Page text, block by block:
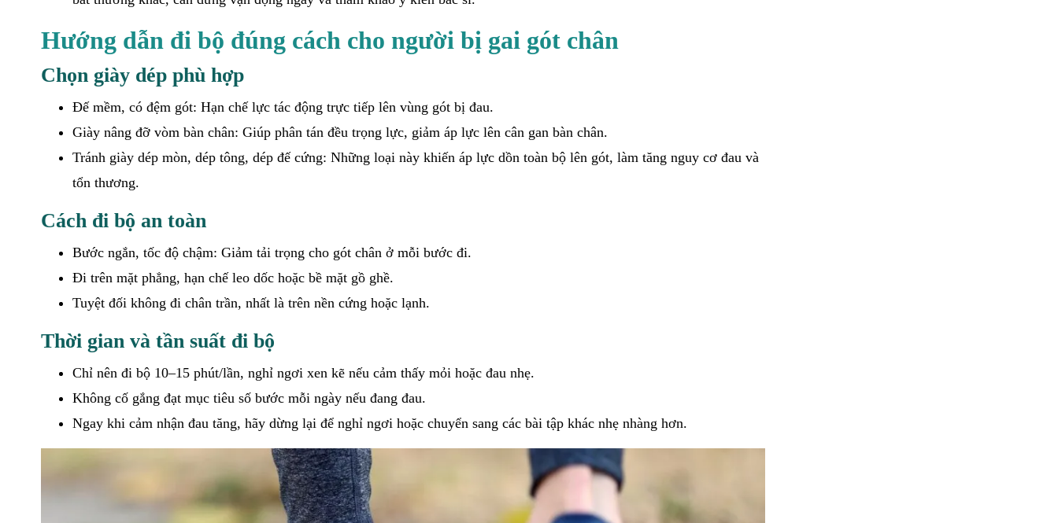
Hướng dẫn đi bộ đúng cách cho người bị gai gót chân
Chọn giày dép phù hợp
Đế mềm, có đệm gót: Hạn chế lực tác động trực tiếp lên vùng gót bị đau.
Giày nâng đỡ vòm bàn chân: Giúp phân tán đều trọng lực, giảm áp lực lên cân gan bàn chân.
Tránh giày dép mòn, dép tông, dép đế cứng: Những loại này khiến áp lực dồn toàn bộ lên gót, làm tăng nguy cơ đau và
tổn thương.
Cách đi bộ an toàn
Bước ngắn, tốc độ chậm: Giảm tải trọng cho gót chân ở mỗi bước đi.
Đi trên mặt phẳng, hạn chế leo dốc hoặc bề mặt gồ ghề.
Tuyệt đối không đi chân trần, nhất là trên nền cứng hoặc lạnh.
Thời gian và tần suất đi bộ
Chỉ nên đi bộ 10–15 phút/lần, nghỉ ngơi xen kẽ nếu cảm thấy mỏi hoặc đau nhẹ.
Không cố gắng đạt mục tiêu số bước mỗi ngày nếu đang đau.
Ngay khi cảm nhận đau tăng, hãy dừng lại để nghỉ ngơi hoặc chuyển sang các bài tập khác nhẹ nhàng hơn.